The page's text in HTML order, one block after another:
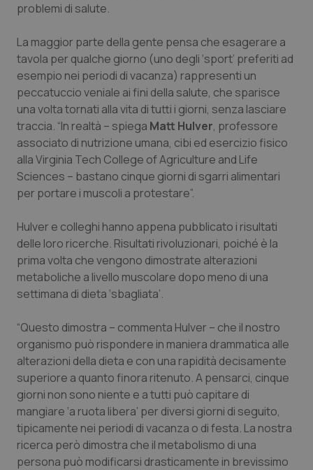
Emilia-Romagna
Friuli Venezia Giulia
Lazio
Liguria
Lombardia
Marche
Molise
Piemonte
Provincia Autonoma di Trento
Puglia
Sardegna
Sicilia
Colesterolo & coronaropatie
Dermatite Atopica
Diabete & glucometri
Disturbi dell’umore
Dolore
Donna & Salute
Epatiti
HIV
Ipertensione & Scompenso
Malattie rare
Malattia di Crohn & Rettocolite Ulcerosa
Neuroscienze & patologie neurodegenerative
problemi di salute.
La maggior parte della gente pensa che esagerare a
tavola per qualche giorno (uno degli ‘sport’ preferiti ad
esempio nei periodi di vacanza) rappresenti un
peccatuccio veniale ai fini della salute, che sparisce
una volta tornati alla vita di tutti i giorni, senza lasciare
traccia. “In realtà – spiega Matt Hulver, professore
associato di nutrizione umana, cibi ed esercizio fisico
alla Virginia Tech College of Agriculture and Life
Sciences – bastano cinque giorni di sgarri alimentari
per portare i muscoli a protestare”.
Hulver e colleghi hanno appena pubblicato i risultati
delle loro ricerche. Risultati rivoluzionari, poiché è la
prima volta che vengono dimostrate alterazioni
metaboliche a livello muscolare dopo meno di una
settimana di dieta ‘sbagliata’.
“Questo dimostra – commenta Hulver – che il nostro
organismo può rispondere in maniera drammatica alle
alterazioni della dieta e con una rapidità decisamente
superiore a quanto finora ritenuto. A pensarci, cinque
giorni non sono niente e a tutti può capitare di
mangiare ‘a ruota libera’ per diversi giorni di seguito,
tipicamente nei periodi di vacanza o di festa. La nostra
ricerca però dimostra che il metabolismo di una
persona può modificarsi drasticamente in brevissimo